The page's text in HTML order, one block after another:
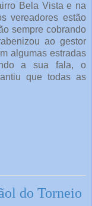
Bela Vista e na
vereadores estão
sempre cobrando
ao gestor
algumas estradas
a sua fala, o
que todas as
do Torneio